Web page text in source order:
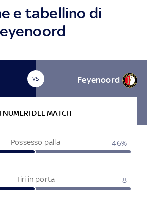
e tabellino di
VS Feyenoord
I NUMERI DEL MATCH
Possesso palla 46%
Tiri in porta 8